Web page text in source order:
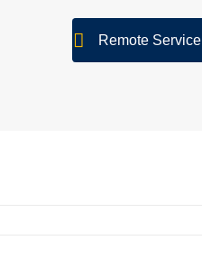
Remote Service